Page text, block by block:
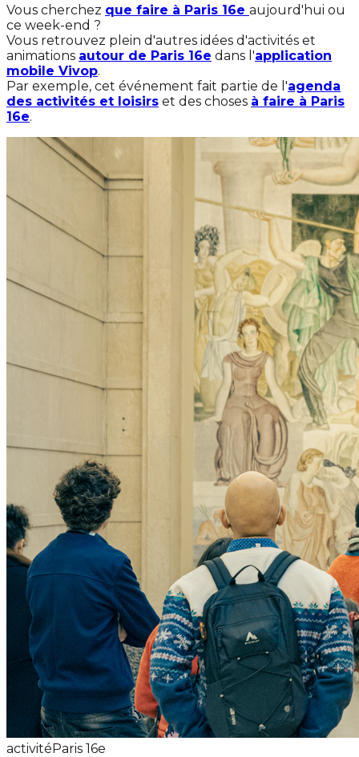
Vous cherchez que faire à Paris 16e aujourd'hui ou
ce week-end ?
Vous retrouvez plein d'autres idées d'activités et
animations autour de Paris 16e dans l'application
mobile Vivop.
Par exemple, cet événement fait partie de l'agenda
des activités et loisirs et des choses à faire à Paris
16e.
activitéParis 16e